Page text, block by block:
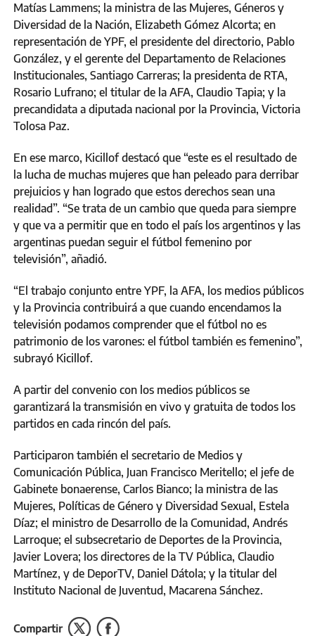
Matías Lammens; la ministra de las Mujeres, Géneros y
Diversidad de la Nación, Elizabeth Gómez Alcorta; en
representación de YPF, el presidente del directorio, Pablo
González, y el gerente del Departamento de Relaciones
Institucionales, Santiago Carreras; la presidenta de RTA,
Rosario Lufrano; el titular de la AFA, Claudio Tapia; y la
precandidata a diputada nacional por la Provincia, Victoria
Tolosa Paz.
En ese marco, Kicillof destacó que “este es el resultado de
la lucha de muchas mujeres que han peleado para derribar
prejuicios y han logrado que estos derechos sean una
realidad”. “Se trata de un cambio que queda para siempre
y que va a permitir que en todo el país los argentinos y las
argentinas puedan seguir el fútbol femenino por
televisión”, añadió.
“El trabajo conjunto entre YPF, la AFA, los medios públicos
y la Provincia contribuirá a que cuando encendamos la
televisión podamos comprender que el fútbol no es
patrimonio de los varones: el fútbol también es femenino”,
subrayó Kicillof.
A partir del convenio con los medios públicos se
garantizará la transmisión en vivo y gratuita de todos los
partidos en cada rincón del país.
Participaron también el secretario de Medios y
Comunicación Pública, Juan Francisco Meritello; el jefe de
Gabinete bonaerense, Carlos Bianco; la ministra de las
Mujeres, Políticas de Género y Diversidad Sexual, Estela
Díaz; el ministro de Desarrollo de la Comunidad, Andrés
Larroque; el subsecretario de Deportes de la Provincia,
Javier Lovera; los directores de la TV Pública, Claudio
Martínez, y de DeporTV, Daniel Dátola; y la titular del
Instituto Nacional de Juventud, Macarena Sánchez.
Compartir